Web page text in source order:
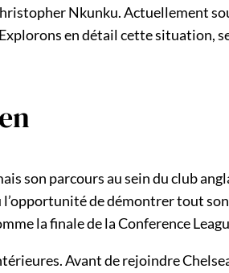
Nkunku. Actuellement
en détail cette situation,
son parcours au sein du club
de démontrer tout
la finale de la Conference
Avant de rejoindre